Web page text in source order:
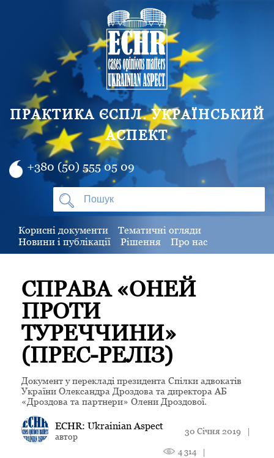
ПРАКТИКА ЄСПЛ. УКРАЇНСЬКИЙ
АСПЕКТ
+380 (50) 555 05 09
Корисні документи
Тематичні огляди
Новини і публікації
Рішення Про нас
СПРАВА «ОНЕЙ
ПРОТИ
ТУРЕЧЧИНИ»
(ПРЕС-РЕЛІЗ)
Документ у перекладі президента Спілки адвокатів
України Олександра Дроздова та директора АБ
«Дроздова та партнери» Олени Дроздової.
ECHR: Ukrainian Aspect
автор
30 Січня 2019 |
4 314
|